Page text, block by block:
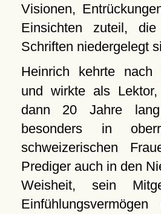
Visionen,
Einsichten zuteil,
Schriften niedergelegt
Heinrich kehrte nach
und wirkte als
dann 20 Jahre
besonders in
schweizerischen
Prediger auch in den
Weisheit, sein